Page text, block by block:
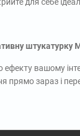
штукатурку
вашому
прямо зараз і